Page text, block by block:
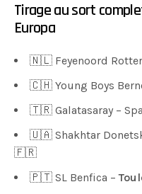
Tirage au sort
Europa
🇳🇱 Feyenoord
🇨🇭 Young Boys
🇹🇷 Galatasaray –
🇺🇦 Shakhtar
🇫🇷
🇵🇹 SL Benfica –